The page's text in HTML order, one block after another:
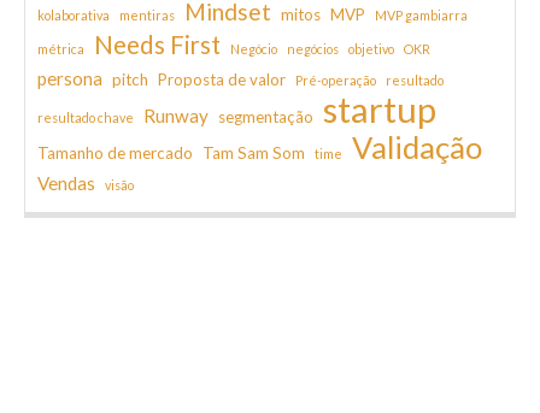
kolaborativa mentiras Mindset mitos MVP MVP gambiarra
métrica Needs First Negócio negócios objetivo OKR
persona pitch Proposta de valor Pré-operação resultado
resultado chave Runway segmentação startup
Tamanho de mercado Tam Sam Som time Validação
Vendas visão